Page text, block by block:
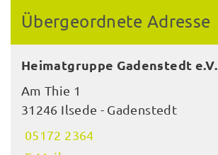
Übergeordnete Adresse
Heimatgruppe Gadenstedt e.V.
Am Thie 1
31246 Ilsede - Gadenstedt
05172 2364